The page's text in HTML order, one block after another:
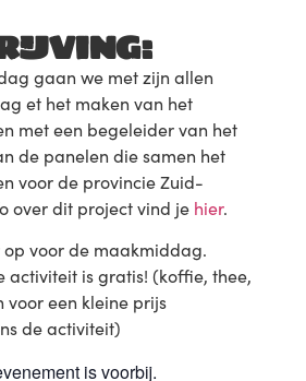
is voorbij.
gaan we met zijn allen
et het maken van het
met een begeleider van het
de panelen die samen het
voor de provincie Zuid-
over dit project vind je hier.
voor de maakmiddag.
activiteit is gratis! (koffie, thee,
voor een kleine prijs
de activiteit)